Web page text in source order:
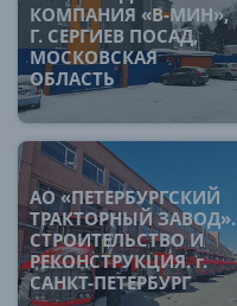
КОМПАНИЯ «В-МИН»,
Г. СЕРГИЕВ ПОСАД,
МОСКОВСКАЯ
ОБЛАСТЬ
АО «ПЕТЕРБУРГСКИЙ
ТРАКТОРНЫЙ ЗАВОД».
СТРОИТЕЛЬСТВО И
РЕКОНСТРУКЦИЯ. г.
САНКТ-ПЕТЕРБУРГ